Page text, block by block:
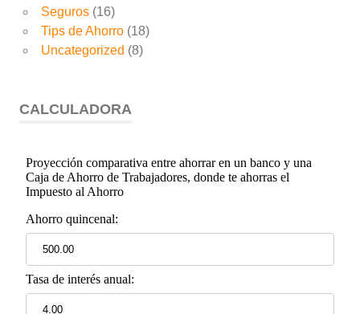
Seguros(16)
Tips de Ahorro(18)
Uncategorized (8)
CALCULADORA